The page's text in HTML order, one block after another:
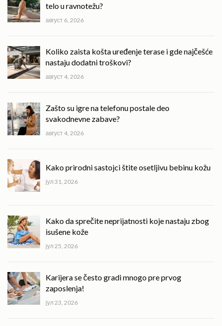
telo u ravnotežu?
август 6, 2026
Koliko zaista košta uređenje terase i gde najčešće
nastaju dodatni troškovi?
август 4, 2026
Zašto su igre na telefonu postale deo
svakodnevne zabave?
август 4, 2026
Kako prirodni sastojci štite osetljivu bebinu kožu
јул 31, 2026
Kako da sprečite neprijatnosti koje nastaju zbog
isušene kože
јул 25, 2026
Karijera se često gradi mnogo pre prvog
zaposlenja!
јул 23, 2026